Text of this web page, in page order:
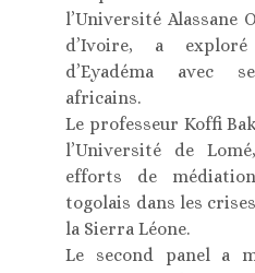
l’Université Alassane
d’Ivoire, a
d’Eyadéma avec
africains.
Le professeur Koffi
l’Université de
efforts de
togolais dans les
la Sierra Léone.
Le second panel a